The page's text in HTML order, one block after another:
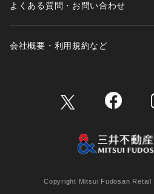
よくある質問・お問い合わせ
会社概要・利用規約など
Copyright Mitsui Fudosan Retail